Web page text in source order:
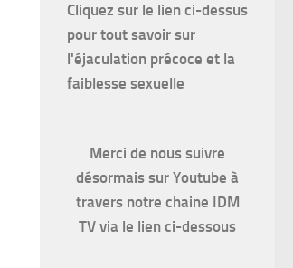
Cliquez sur le lien ci-dessus
pour tout savoir sur
l'éjaculation précoce et la
faiblesse sexuelle
Merci de nous suivre
désormais sur Youtube à
travers notre chaine IDM
TV via le lien ci-dessous